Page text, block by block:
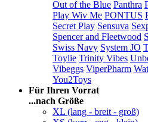
Out of the Blue Panthra
Play Wiv Me PONTUS
Secret Play Sensuva
Spencer and Fleetwood
Swiss Navy System JO
Toylie Trinity Vibes
Vibeggs ViperPharm
You2Toys
Für Ihren Vorrat
...nach Größe
XL (lang - breit - groß)